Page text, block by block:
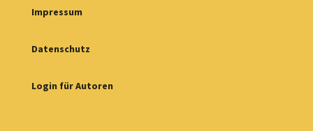
Impressum
Datenschutz
Login für Autoren